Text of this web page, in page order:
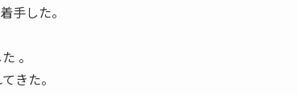
手した。
。
きた。